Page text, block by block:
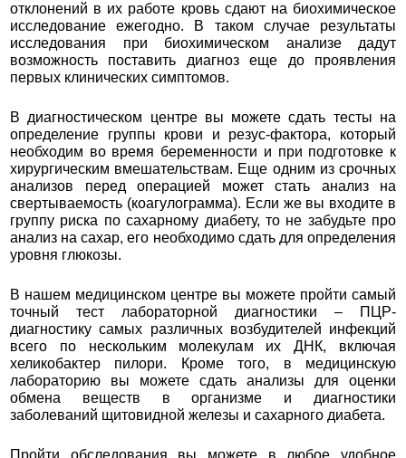
отклонений в их работе кровь сдают на биохимическое
исследование ежегодно. В таком случае результаты
исследования при биохимическом анализе дадут
возможность поставить диагноз еще до проявления
первых клинических симптомов.
В диагностическом центре вы можете сдать тесты на
определение группы крови и резус-фактора, который
необходим во время беременности и при подготовке к
хирургическим вмешательствам. Еще одним из срочных
анализов перед операцией может стать анализ на
свертываемость (коагулограмма). Если же вы входите в
группу риска по сахарному диабету, то не забудьте про
анализ на сахар, его необходимо сдать для определения
уровня глюкозы.
В нашем медицинском центре вы можете пройти самый
точный тест лабораторной диагностики – ПЦР-
диагностику самых различных возбудителей инфекций
всего по нескольким молекулам их ДНК, включая
хеликобактер пилори. Кроме того, в медицинскую
лабораторию вы можете сдать анализы для оценки
обмена веществ в организме и диагностики
заболеваний щитовидной железы и сахарного диабета.
Пройти обследования вы можете в любое удобное